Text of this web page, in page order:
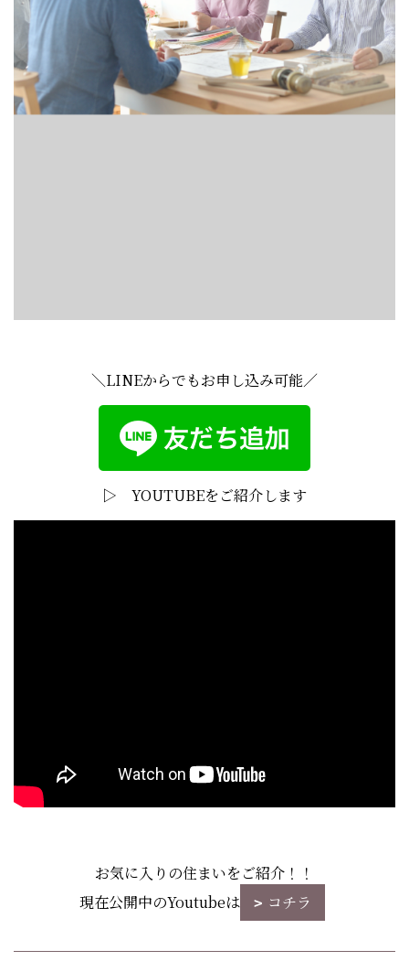
＼LINEからでもお申し込み可能／
▷ YOUTUBEをご紹介します
お気に入りの住まいをご紹介！！
現在公開中のYoutubeは
コチラ